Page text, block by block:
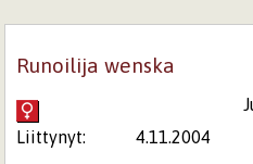
Runoilija wenska
Liittynyt:
4.11.2004